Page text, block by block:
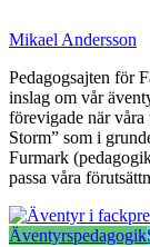
Mikael Andersson
Pedagogsajten för
inslag om vår
förevigade när våra
Storm” som i
Furmark
passa våra
Äventyrspedagogik